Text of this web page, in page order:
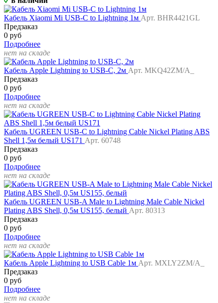
Кабель Xiaomi Mi USB-C to Lightning 1м Арт. BHR4421GL
Предзаказ
0 руб
Подробнее
нет на складе
Кабель Apple Lightning to USB-C, 2м Арт. MKQ42ZM/A_
Предзаказ
0 руб
Подробнее
нет на складе
Кабель UGREEN USB-C to Lightning Cable Nickel Plating ABS
Shell 1,5м белый US171 Арт. 60748
Предзаказ
0 руб
Подробнее
нет на складе
Кабель UGREEN USB-A Male to Lightning Male Cable Nickel
Plating ABS Shell, 0,5м US155, белый Арт. 80313
Предзаказ
0 руб
Подробнее
нет на складе
Кабель Apple Lightning to USB Cable 1м Арт. MXLY2ZM/A_
Предзаказ
0 руб
Подробнее
нет на складе